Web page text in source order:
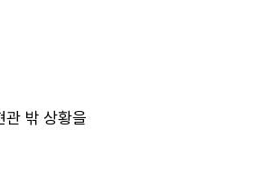
관 밖 상황을